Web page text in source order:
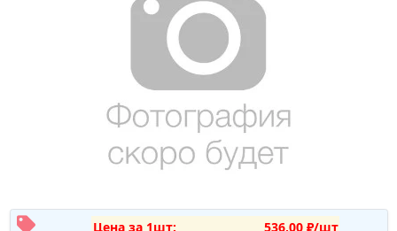
Цена за 1шт: 536,00 ₽/шт